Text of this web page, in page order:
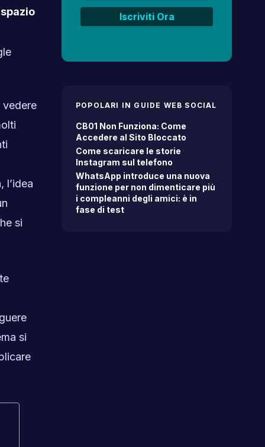
spazio
l’idea
si
si
POPOLARI IN GUIDE WEB SOCIAL
CB01 Non Funziona: Come
Accedere al Sito Bloccato
Come scaricare le storie
Instagram sul telefono
WhatsApp introduce una nuova
funzione per non dimenticare più
i compleanni degli amici: è in
fase di test